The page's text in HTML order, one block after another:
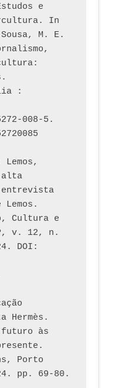
e
In
M. E.
:
008-5.
alta
entrevista
Cultura e
v. 12, n.
DOI:
Hermès.
às
Porto